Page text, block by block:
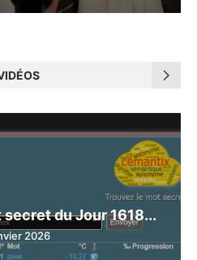
du Jour 1618...
2026